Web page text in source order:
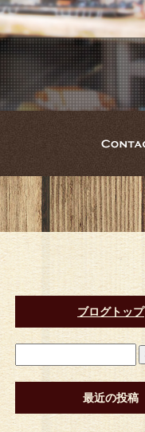
ブログトップ
最近の投稿